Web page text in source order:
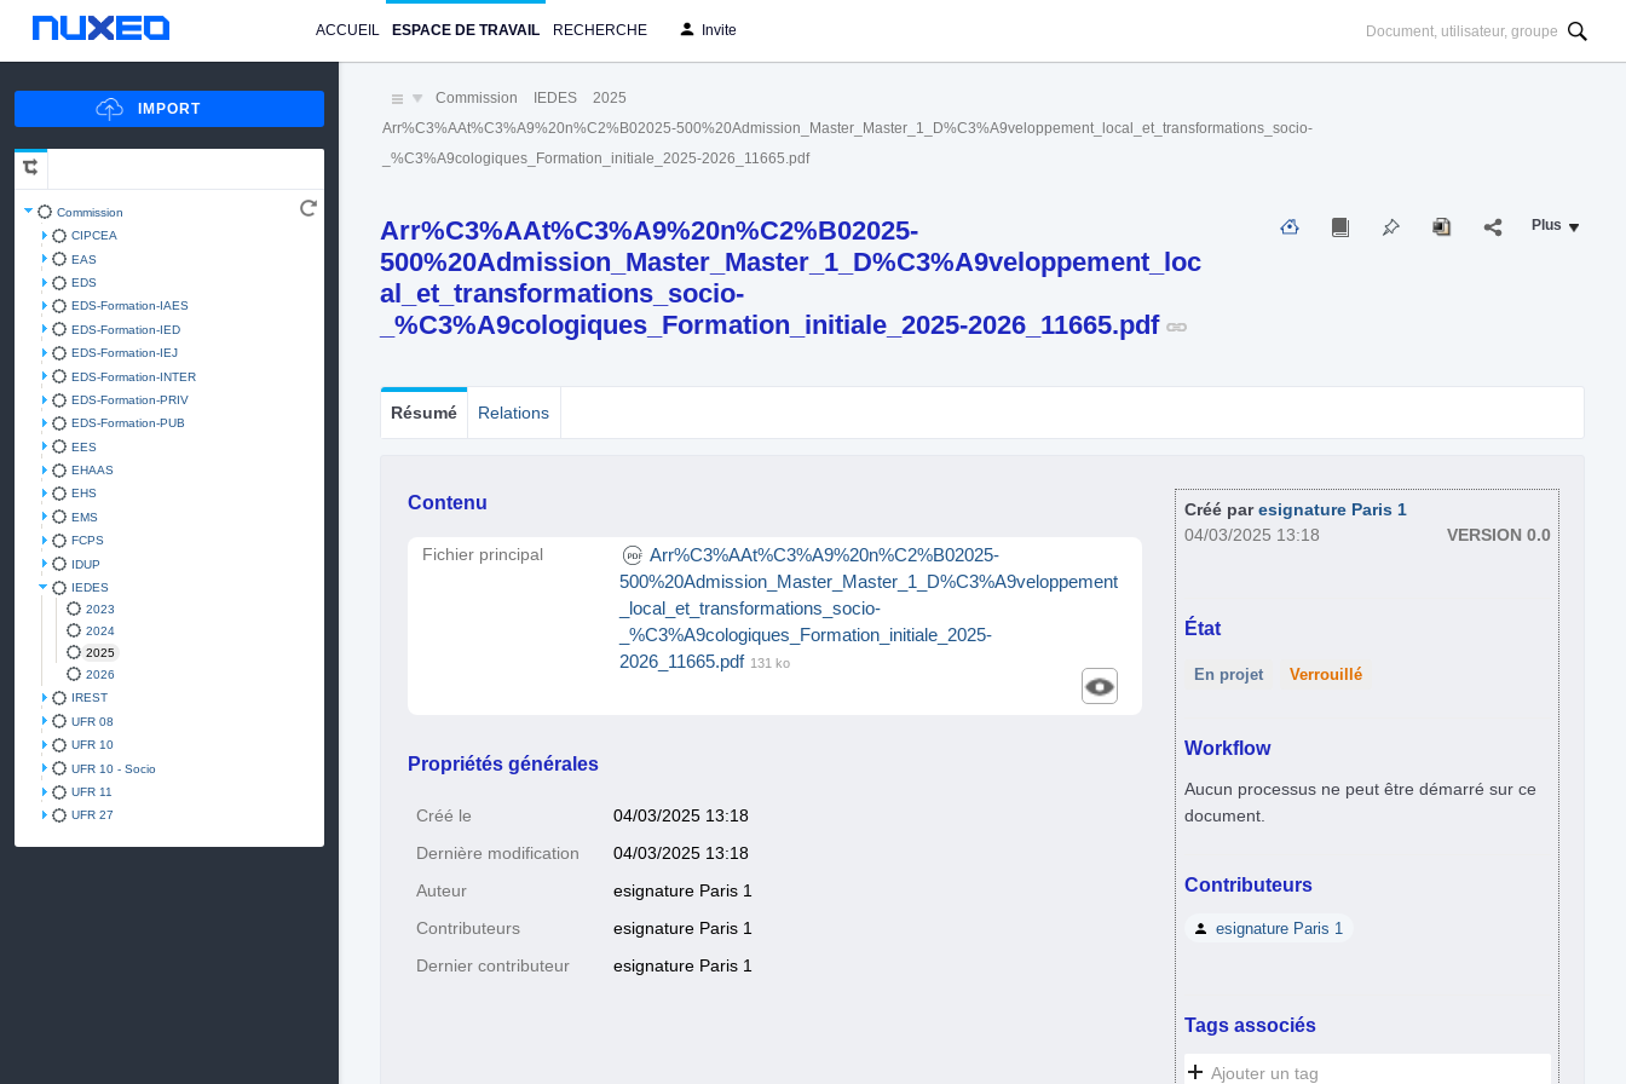
ACCUEIL ESPACE DE TRAVAIL RECHERCHE Invite
Commission
CIPCEA
EAS
EDS
EDS-Formation-IAES
EDS-Formation-IED
EDS-Formation-IEJ
EDS-Formation-INTER
EDS-Formation-PRIV
EDS-Formation-PUB
EES
EHAAS
EHS
EMS
FCPS
IDUP
IEDES
2023
2024
2025
2026
IREST
UFR 08
UFR 10
UFR 10 - Socio
UFR 11
UFR 27
Commission IEDES 2025
Arr%C3%AAt%C3%A9%20n%C2%B02025-500%20Admission_Master_Master_1_D%C3%A9veloppement_local_et_transformations_socio-
_%C3%A9cologiques_Formation_initiale_2025-2026_11665.pdf
Arr%C3%AAt%C3%A9%20n%C2%B02025-
500%20Admission_Master_Master_1_D%C3%A9veloppement_loc
al_et_transformations_socio-
_%C3%A9cologiques_Formation_initiale_2025-2026_11665.pdf
Plus
Résumé Relations
Contenu
Fichier principal
Arr%C3%AAt%C3%A9%20n%C2%B02025-
500%20Admission_Master_Master_1_D%C3%A9veloppement
_local_et_transformations_socio-
_%C3%A9cologiques_Formation_initiale_2025-
2026_11665.pdf 131 ko
Propriétés générales
Créé le 04/03/2025 13:18
Dernière modification 04/03/2025 13:18
Auteur esignature Paris 1
Contributeurs esignature Paris 1
Dernier contributeur esignature Paris 1
Créé paresignature Paris 1
04/03/2025 13:18
VERSION 0.0
État
En projet Verrouillé
Workflow
Aucun processus ne peut être démarré sur ce
document.
Contributeurs
esignature Paris 1
Tags associés